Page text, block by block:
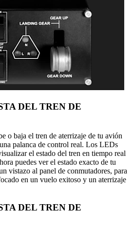
DEL TREN DE
o baja el tren de aterrizaje de tu avión
palanca de control real. Los LEDs
el estado del tren en tiempo real
puedes ver el estado exacto de tu
vistazo al panel de conmutadores, para
en un vuelo exitoso y un aterrizaje
DEL TREN DE